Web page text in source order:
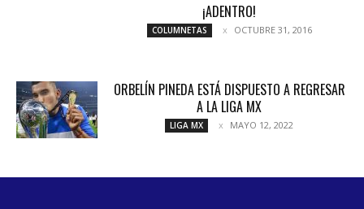
¡ADENTRO!
COLUMNETAS OCTUBRE 31, 2016
ORBELÍN PINEDA ESTÁ DISPUESTO A REGRESAR
A LA LIGA MX
LIGA MX MAYO 12, 2022